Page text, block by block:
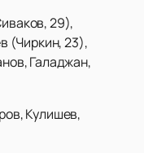
29),
(Чиркин, 23),
Галаджан,
Кулишев,